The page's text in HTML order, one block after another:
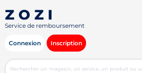
Service de remboursement
Connexion Inscription